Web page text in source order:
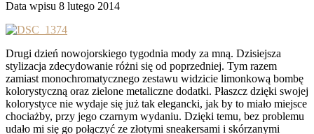
Data wpisu 8 lutego 2014
Drugi dzień nowojorskiego tygodnia mody za mną. Dzisiejsza
stylizacja zdecydowanie różni się od poprzedniej. Tym razem
zamiast monochromatycznego zestawu widzicie limonkową bombę
kolorystyczną oraz zielone metaliczne dodatki. Płaszcz dzięki swojej
kolorystyce nie wydaje się już tak elegancki, jak by to miało miejsce
chociażby, przy jego czarnym wydaniu. Dzięki temu, bez problemu
udało mi się go połączyć ze złotymi sneakersami i skórzanymi